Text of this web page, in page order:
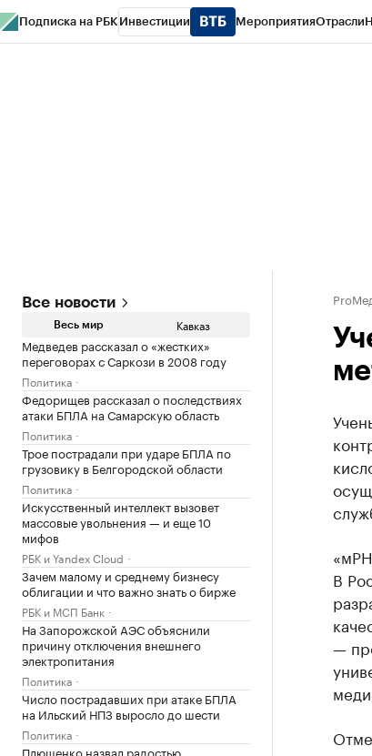
Подписка на РБК Инвестиции МероприятияОтрасли
Все новости
Весь мир Кавказ
Медведев рассказал о «жестких»
переговорах с Саркози в 2008 году
Политика
Федорищев рассказал о последствиях
атаки БПЛА на Самарскую область
Политика
Трое пострадали при ударе БПЛА по
грузовику в Белгородской области
Политика
Искусственный интеллект вызовет
массовые увольнения — и еще 10
мифов
РБК и Yandex Cloud
Зачем малому и среднему бизнесу
облигации и что важно знать о бирже
РБК и МСП Банк
На Запорожской АЭС объяснили
причину отключения внешнего
электропитания
Политика
Число пострадавших при атаке БПЛА
на Ильский НПЗ выросло до шести
Политика
Плющенко назвал радостью
В
—